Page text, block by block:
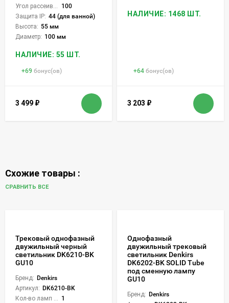
100
Защита IP: 44 (для ванной)
Высота: 55 мм
Диаметр: 100 мм
НАЛИЧИЕ: 55 ШТ.
+69 бонус(ов)
3 499 ₽
НАЛИЧИЕ: 1468 ШТ.
+64 бонус(ов)
3 203 ₽
Схожие товары :
СРАВНИТЬ ВСЕ
Трековый однофазный
двужильный черный
светильник DK6210-BK
GU10
Бренд: Denkirs
Артикул: DK6210-BK
1
Однофазный
двужильный трековый
светильник Denkirs
DK6202-BK SOLID Tube
под сменную лампу
GU10
Бренд: Denkirs